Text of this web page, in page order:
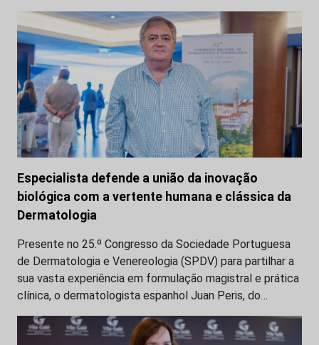
Especialista defende a união da inovação
biológica com a vertente humana e clássica da
Dermatologia
Presente no 25.º Congresso da Sociedade Portuguesa
de Dermatologia e Venereologia (SPDV) para partilhar a
sua vasta experiência em formulação magistral e prática
clínica, o dermatologista espanhol Juan Peris, do…